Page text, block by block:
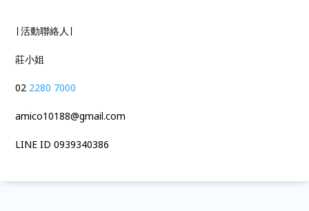
∣ 活動聯絡人∣
莊小姐
02 2280 7000
amico10188@gmail.com
LINE ID 0939340386